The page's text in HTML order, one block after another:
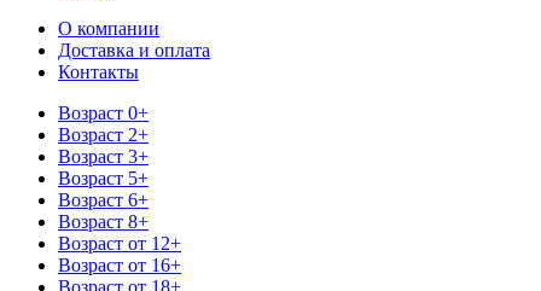
О компании
Доставка и оплата
Контакты
Возраст 0+
Возраст 2+
Возраст 3+
Возраст 5+
Возраст 6+
Возраст 8+
Возраст от 12+
Возраст от 16+